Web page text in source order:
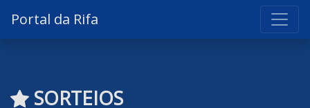
Portal da Rifa
SORTEIOS